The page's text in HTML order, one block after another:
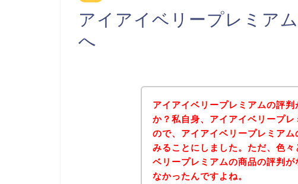
アイアイベリープレミア
へ
アイアイベリープレミアムの評
か？私自身、アイアイベリープ
ので、アイアイベリープレミア
みることにしました。ただ、色
ベリープレミアムの商品の評判
なかったんですよね。